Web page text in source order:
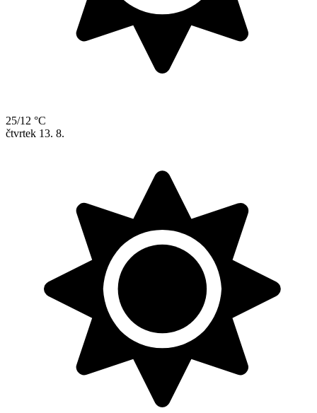
25/12 °C
čtvrtek 13. 8.